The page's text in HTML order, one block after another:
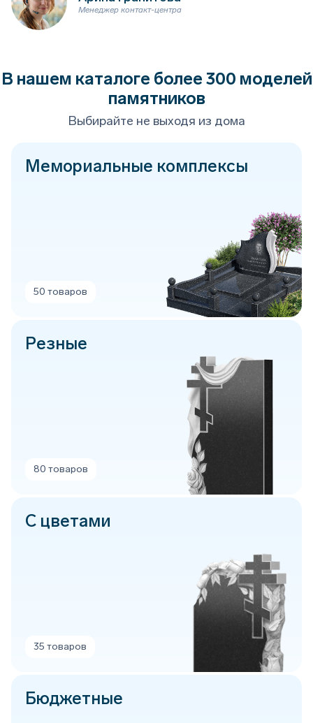
Менеджер контакт-центра
В нашем каталоге более 300 моделей
памятников
Выбирайте не выходя из дома
Мемориальные комплексы
50 товаров
Резные
80 товаров
С цветами
35 товаров
Бюджетные